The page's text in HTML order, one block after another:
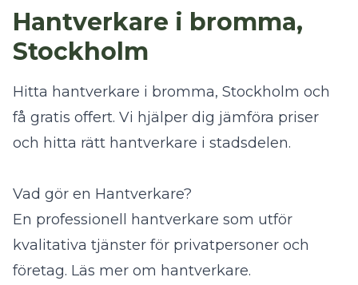
Hantverkare i bromma,
Stockholm
Hitta hantverkare i bromma, Stockholm och
få gratis offert. Vi hjälper dig jämföra priser
och hitta rätt hantverkare i stadsdelen.
Vad gör en Hantverkare?
En professionell hantverkare som utför
kvalitativa tjänster för privatpersoner och
företag. Läs mer om hantverkare.